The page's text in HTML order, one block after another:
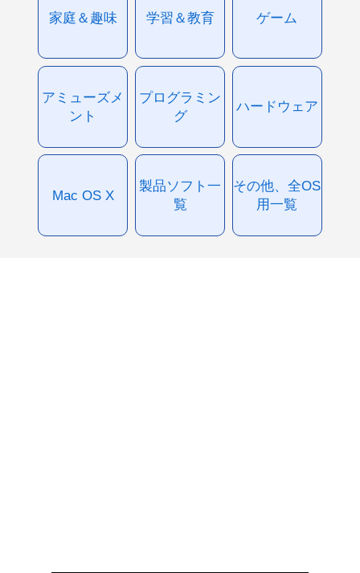
家庭＆趣味 学習＆教育 ゲーム
アミューズメ
ント
プログラミン
グ
ハードウェア
Mac OS X
製品ソフト一
覧
その他、全OS
用一覧